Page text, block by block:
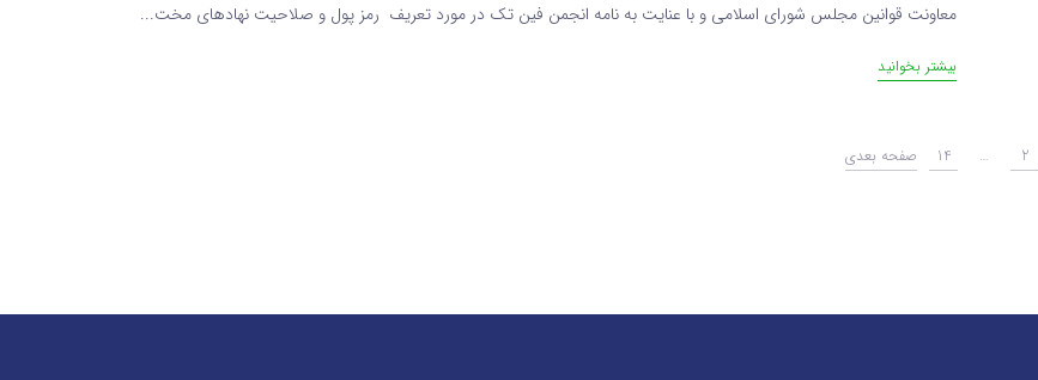
معاونت قوانین مجلس شورای اسلامی و با عنایت به نامه انجمن فین تک در مورد تعریف رمز پول و صلاحیت نهادهای مخت...
بیشتر بخوانید
2
…
14 صفحه بعدی